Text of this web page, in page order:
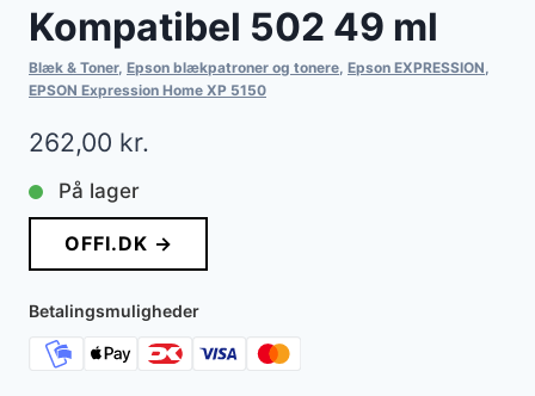
Kompatibel 502 49 ml
Blæk & Toner, Epson blækpatroner og tonere, Epson EXPRESSION,
EPSON Expression Home XP 5150
262,00 kr.
På lager
OFFI.DK →
Betalingsmuligheder